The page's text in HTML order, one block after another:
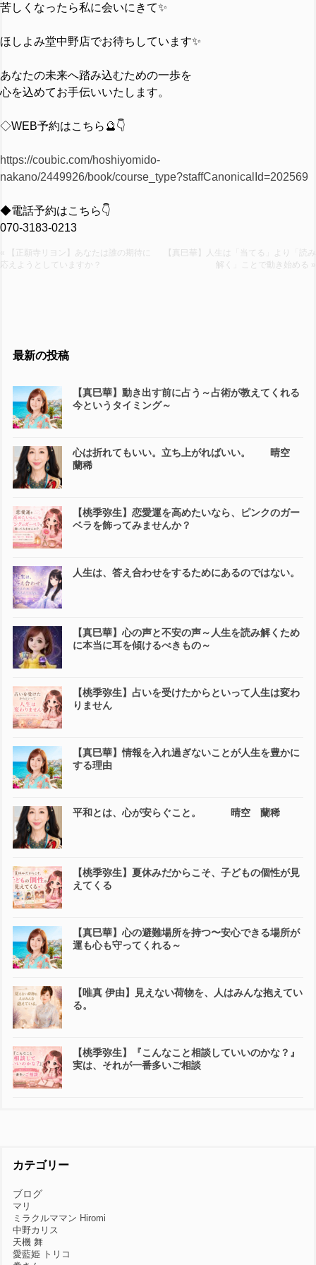
苦しくなったら私に会いにきて✨
ほしよみ堂中野店でお待ちしています✨
あなたの未来へ踏み込むための一歩を
心を込めてお手伝いいたします。
◇WEB予約はこちら🔮👇
https://coubic.com/hoshiyomido-
nakano/2449926/book/course_type?staffCanonicalId=202569
◆電話予約はこちら👇
070-3183-0213
« 【正願寺リヨン】あなたは誰の期待に
応えようとしていますか？
【真巳華】人生は「当てる」より「読み
解く」ことで動き始める »
最新の投稿
【真巳華】動き出す前に占う～占術が教えてくれる
今というタイミング～
心は折れてもいい。立ち上がればいい。 晴空
蘭稀
【桃季弥生】恋愛運を高めたいなら、ピンクのガー
ベラを飾ってみませんか？
人生は、答え合わせをするためにあるのではない。
【真巳華】心の声と不安の声～人生を読み解くため
に本当に耳を傾けるべきもの～
【桃季弥生】占いを受けたからといって人生は変わ
りません
【真巳華】情報を入れ過ぎないことが人生を豊かに
する理由
平和とは、心が安らぐこと。 晴空 蘭稀
【桃季弥生】夏休みだからこそ、子どもの個性が見
えてくる
【真巳華】心の避難場所を持つ〜安心できる場所が
運も心も守ってくれる～
【唯真 伊由】見えない荷物を、人はみんな抱えてい
る。
【桃季弥生】『こんなこと相談していいのかな？』
実は、それが一番多いご相談
カテゴリー
ブログ
マリ
ミラクルママン Hiromi
中野カリス
天機 舞
愛藍姫 トリコ